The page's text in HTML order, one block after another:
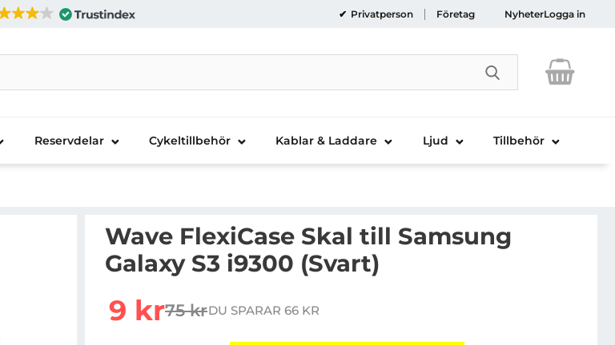
Privatperson Företag NyheterLogga in
Genomför
Reservdelar Cykeltillbehör Kablar & Laddare Ljud Tillbehör
Wave FlexiCase Skal till Samsung
Galaxy S3 i9300 (Svart)
rea pris
9 krtidigare pris
75 krDU SPARAR 66 KR